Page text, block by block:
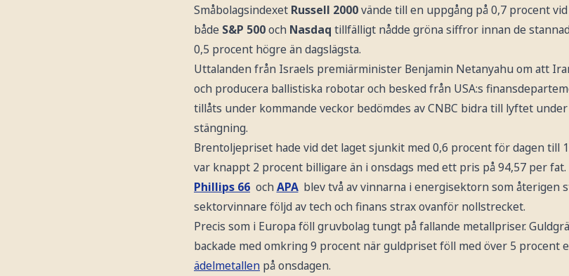
Småbolagsindexet Russell 2000vände till en uppgång på 0,7 procent
både S&P 500och Nasdaq tillfälligt nådde gröna siffror innan de
0,5 procent högre än dagslägsta.
Uttalanden från Israels premiärminister Benjamin Netanyahu om att
och producera ballistiska robotar och besked från USA:s
tillåts under kommande veckor bedömdes av CNBC bidra till lyftet
stängning.
Brentoljepriset hade vid det laget sjunkit med 0,6 procent för dagen till
var knappt 2 procent billigare än i onsdags med ett pris på 94,57 per fat.
Phillips 66 ochAPA blev två av vinnarna i energisektorn som återigen
sektorvinnare följd av tech och finans strax ovanför nollstrecket.
Precis som i Europa föll gruvbolag tungt på fallande metallpriser.
backade med omkring 9 procent när guldpriset föll med över 5 procent
ädelmetallen på onsdagen.